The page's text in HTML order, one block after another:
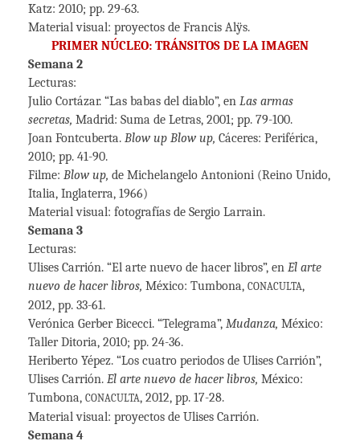
Katz: 2010; pp. 29-63.
Material visual: proyectos de Francis Alÿs.
PRIMER NÚCLEO: TRÁNSITOS DE LA IMAGEN
Semana 2
Lecturas:
Julio Cortázar. “Las babas del diablo”, en Las armas
secretas, Madrid: Suma de Letras, 2001; pp. 79-100.
Joan Fontcuberta. Blow up Blow up, Cáceres: Periférica,
2010; pp. 41-90.
Filme: Blow up, de Michelangelo Antonioni (Reino Unido,
Italia, Inglaterra, 1966)
Material visual: fotografías de Sergio Larrain.
Semana 3
Lecturas:
Ulises Carrión. “El arte nuevo de hacer libros”, en El arte
nuevo de hacer libros, México: Tumbona, CONACULTA,
2012, pp. 33-61.
Verónica Gerber Bicecci. “Telegrama”, Mudanza, México:
Taller Ditoria, 2010; pp. 24-36.
Heriberto Yépez. “Los cuatro periodos de Ulises Carrión”,
Ulises Carrión. El arte nuevo de hacer libros, México:
Tumbona, CONACULTA, 2012, pp. 17-28.
Material visual: proyectos de Ulises Carrión.
Semana 4